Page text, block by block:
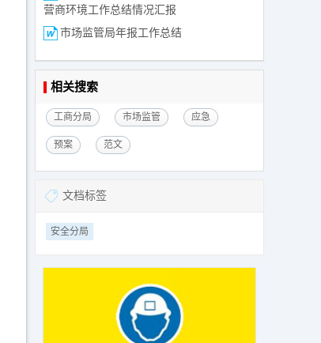
营商环境工作总结情况汇报
市场监管局年报工作总结
相关搜索
工商分局 市场监管 应急
预案 范文
文档标签
安全分局